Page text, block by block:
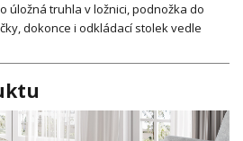
úložná truhla v ložnici, podnožka do
dokonce i odkládací stolek vedle